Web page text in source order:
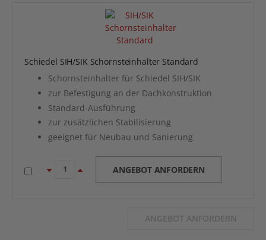
Schiedel SIH/SIK Schornsteinhalter Standard
Schornsteinhalter für Schiedel SIH/SIK
zur Befestigung an der Dachkonstruktion
Standard-Ausführung
zur zusätzlichen Stabilisierung
geeignet für Neubau und Sanierung
ANGEBOT ANFORDERN
ANGEBOT ANFORDERN